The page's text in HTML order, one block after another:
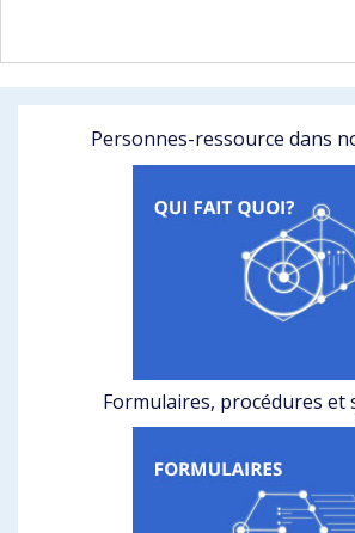
Personnes-ressource dans
Formulaires, procédures et